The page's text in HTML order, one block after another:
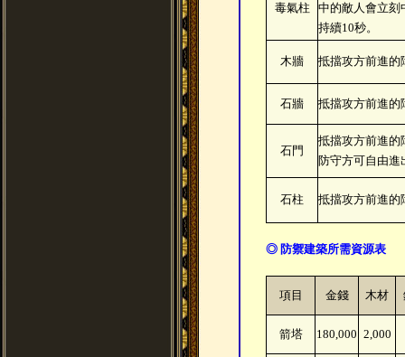
毒氣柱
中的敵人會立刻
持續10秒。
木牆 抵擋攻方前進的
石牆 抵擋攻方前進的
石門
抵擋攻方前進的
防守方可自由進
石柱 抵擋攻方前進的
◎ 防禦建築所需資源表
項目 金錢 木材
箭塔 180,000 2,000